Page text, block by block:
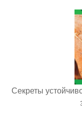
Секреты